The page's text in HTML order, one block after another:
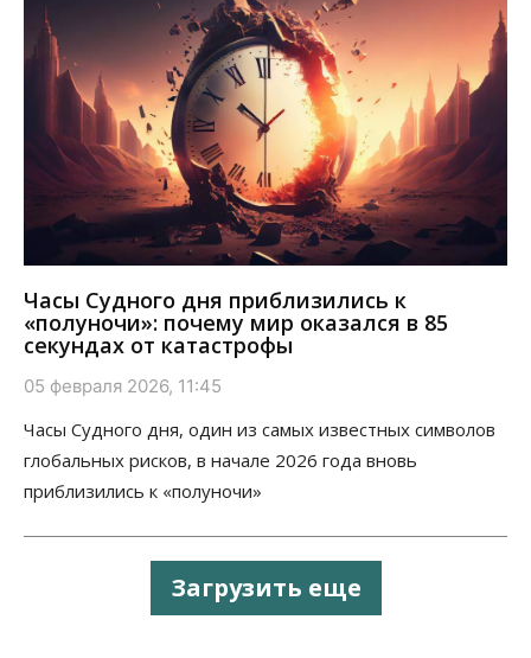
Часы Судного дня приблизились к
«полуночи»: почему мир оказался в 85
секундах от катастрофы
05 февраля 2026, 11:45
Часы Судного дня, один из самых известных символов
глобальных рисков, в начале 2026 года вновь
приблизились к «полуночи»
Загрузить еще